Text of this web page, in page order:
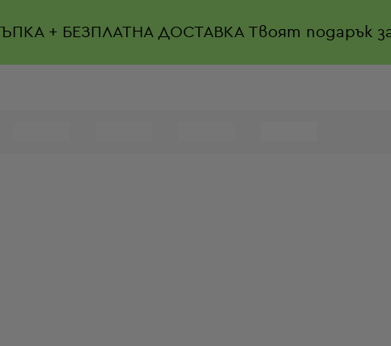
+ БЕЗПЛАТНА ДОСТАВКАТвоят подарък